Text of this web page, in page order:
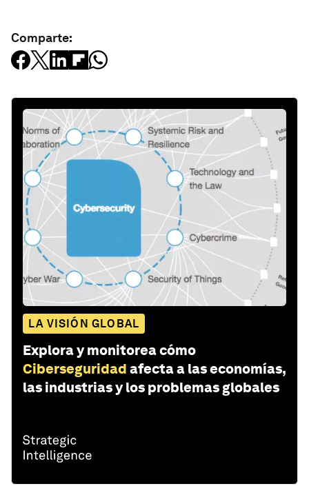
Comparte:
LA VISIÓN GLOBAL
Explora y monitorea cómo
Ciberseguridad afecta a las economías,
las industrias y los problemas globales